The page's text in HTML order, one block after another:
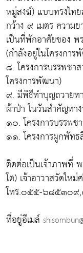
หมู่สงฆ์) แบบทรงไท
กว้าง ๙ เมตร ความ
เป็นที่พักอาศัยของ
(กำลังอยู่ในโครงกา
๘. โครงการบรรพชา
โครงการพัฒนา)
๙. มีพิธีทำบุญถวายท
ผ้าป่า ในวันสำคัญทา
๑๐. โครงการบรร
๑๑. โครงการผูกพั
ติดต่อเป็นเจ้าภาพที่
โต) เจ้าอาวาสวัดให
โทร.๐๕๕-๖๘๕๓๐
ที่อยู่อีเมล์